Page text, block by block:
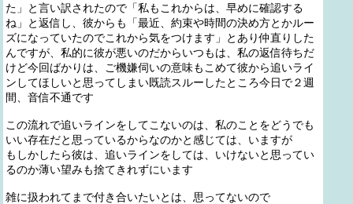
た」と言い訳されたので「私もこれからは、早めに確認する
ね」と返信し、彼からも「最近、約束や時間の決め方とかルー
ズになっていたのでこれから気をつけます」とあり仲直りした
んですが、私的に彼が悪いのだからいつもは、私の返信待ちだ
けど今回ばかりは、ご機嫌伺いの意味もこめて彼から追いライ
ンしてほしいと思ってしまい既読スルーしたところ今日で２週
間、音信不通です
この流れで追いラインをしてこないのは、私のことをどうでも
いい存在だと思っているからなのかと感じては、いますが
もしかしたら彼は、追いラインをしては、いけないと思ってい
るのか薄い望みも捨てきれずにいます
雑に扱われてまで付き合いたいとは、思ってないので